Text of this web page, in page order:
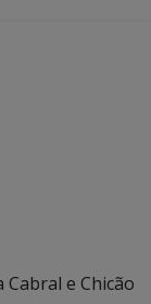
e Chicão